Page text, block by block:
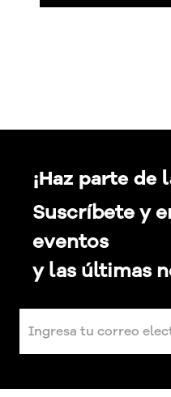
¡Haz parte
Suscríbete y
eventos
y las últimas